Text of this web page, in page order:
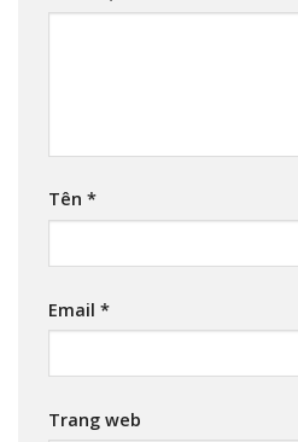
Tên *
Email *
Trang web